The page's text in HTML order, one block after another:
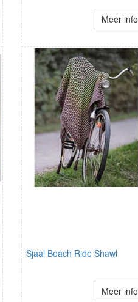
Meer info
Sjaal Beach Ride Shawl
Meer info